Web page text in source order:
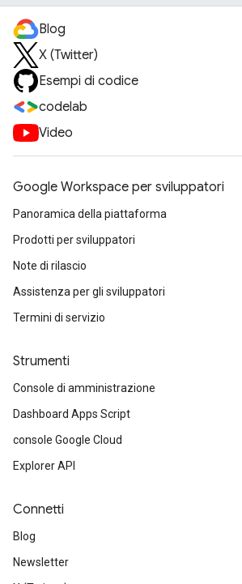
Blog
X (Twitter)
Esempi di codice
codelab
Video
Google Workspace per sviluppatori
Panoramica della piattaforma
Prodotti per sviluppatori
Note di rilascio
Assistenza per gli sviluppatori
Termini di servizio
Strumenti
Console di amministrazione
Dashboard Apps Script
console Google Cloud
Explorer API
Connetti
Blog
Newsletter